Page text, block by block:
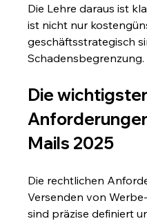
Die Lehre daraus ist
ist nicht nur
geschäftsstrategisch
Schadensbegrenzung.
Die
Mails 2025
Die rechtlichen
Versenden von
sind präzise definiert